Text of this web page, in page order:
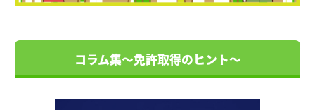
コラム集～免許取得のヒント～